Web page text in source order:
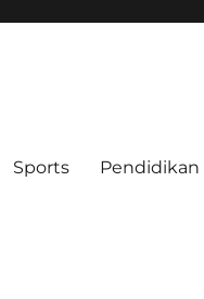
Sports Pendidikan